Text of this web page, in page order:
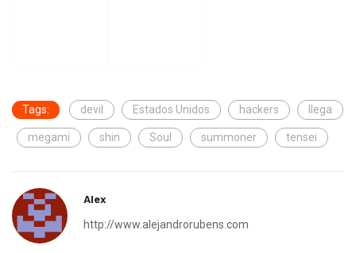
Tags: devil Estados Unidos hackers llega
megami shin Soul summoner tensei
Alex
http://www.alejandrorubens.com